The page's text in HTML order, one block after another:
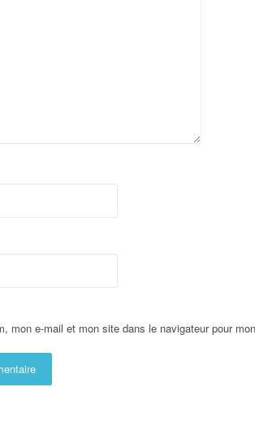
mon e-mail et mon site dans le navigateur pour